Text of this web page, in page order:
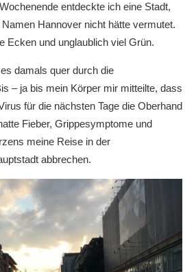
entdeckte ich eine Stadt,
Hannover nicht hätte vermutet.
Ecken und unglaublich viel Grün.
damals quer durch die
– ja bis mein Körper mir mitteilte, dass
für die nächsten Tage die Oberhand
Fieber, Grippesymptome und
meine Reise in der
abbrechen.